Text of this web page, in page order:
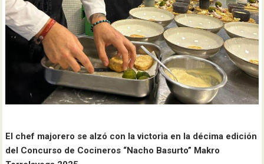
El chef majorero se alzó con la victoria en la décima edición
del Concurso de Cocineros “Nacho Basurto” Makro